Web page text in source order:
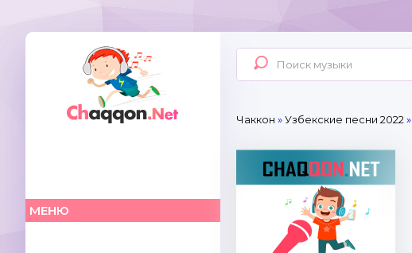
МЕНЮ
Чаккон »Узбекские песни 2022